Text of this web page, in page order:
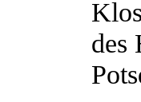
des